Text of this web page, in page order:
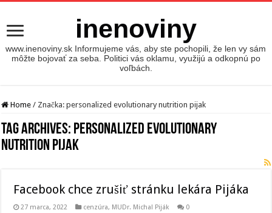
inenoviny
www.inenoviny.sk Informujeme vás, aby ste pochopili, že len vy sám
môžte bojovať za seba. Politici vás oklamu, využijú a odkopnú po
voľbách.
Home / Značka:personalized evolutionary nutrition pijak
Tag Archives: personalized evolutionary
nutrition pijak
Facebook chce zrušiť stránku lekára Pijáka
27 marca, 2022 cenzúra, MUDr. Michal Piják 0